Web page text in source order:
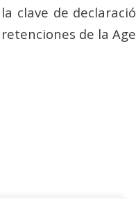
la clave de
retenciones de la